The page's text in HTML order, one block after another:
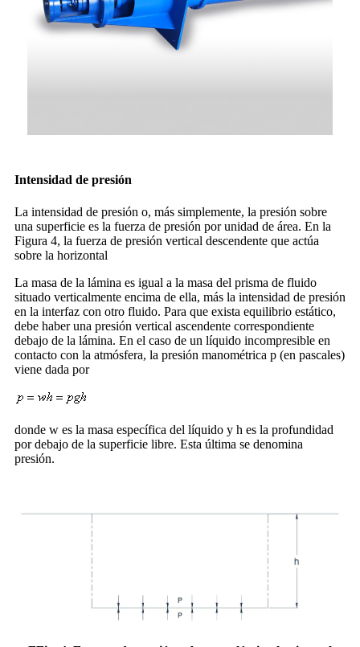
Intensidad de presión
La intensidad de presión o, más simplemente, la presión sobre
una superficie es la fuerza de presión por unidad de área. En la
Figura 4, la fuerza de presión vertical descendente que actúa
sobre la horizontal
La masa de la lámina es igual a la masa del prisma de fluido
situado verticalmente encima de ella, más la intensidad de presión
en la interfaz con otro fluido. Para que exista equilibrio estático,
debe haber una presión vertical ascendente correspondiente
debajo de la lámina. En el caso de un líquido incompresible en
contacto con la atmósfera, la presión manométrica p (en pascales)
viene dada por
donde w es la masa específica del líquido y h es la profundidad
por debajo de la superficie libre. Esta última se denomina
presión.